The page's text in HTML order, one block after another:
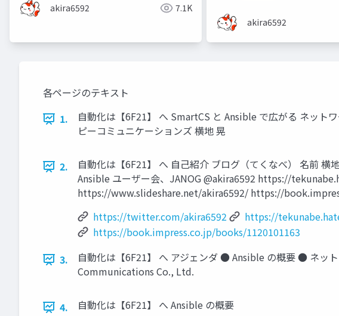
akira6592 7.1K
akira6592
各ページのテキスト
1.
自動化は【6F21】 へ SmartCS と Ansible で広がる ネット
ピーコミュニケーションズ 横地 晃
2.
自動化は【6F21】 へ 自己紹介 ブログ（てくなべ） 名前
Ansible ユーザー会、JANOG @akira6592 https://
https://www.slideshare.net/akira6592/ https://
https://twitter.com/akira6592
https://
https://book.impress.co.jp/books/1120101163
3.
自動化は【6F21】 へ アジェンダ ● Ansible の概要 ● ネッ
Communications Co., Ltd.
4. 自動化は【6F21】 へ Ansible の概要